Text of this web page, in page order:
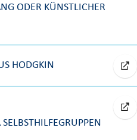
ODER KÜNSTLICHER
HODGKIN